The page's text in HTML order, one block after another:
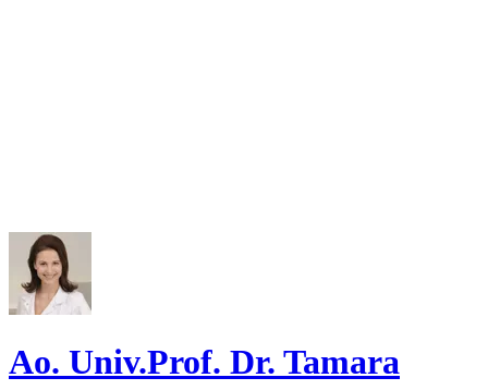
Ao. Univ.Prof. Dr. Tamara